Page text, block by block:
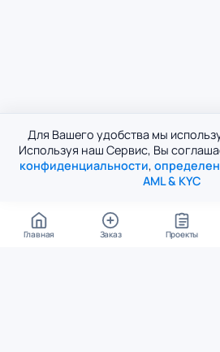
Для Вашего удобства мы
Используя наш Сервис, Вы
конфиденциальности,
AML & KYC
Главная Заказ Проекты